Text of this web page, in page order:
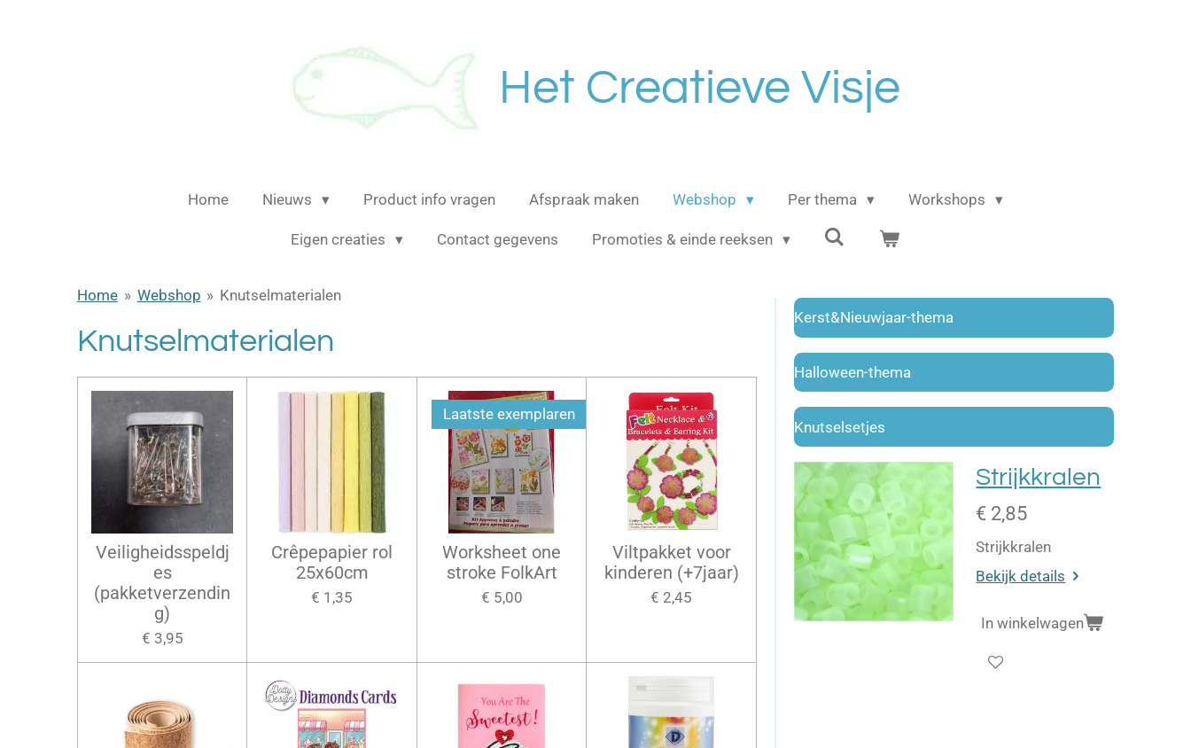
Het Creatieve Visje
Home Nieuws Product info vragen Afspraak maken Webshop Per thema Workshops
Eigen creaties Contact gegevens Promoties & einde reeksen
Home » Webshop » Knutselmaterialen
Knutselmaterialen
Veiligheidsspeldj
es
(pakketverzendin
g)
€ 3,95
Crêpepapier rol
25x60cm
€ 1,35
Laatste exemplaren
Worksheet one
stroke FolkArt
€ 5,00
Viltpakket voor
kinderen (+7jaar)
€ 2,45
Kerst&Nieuwjaar-thema
Halloween-thema
Knutselsetjes
Strijkkralen
€ 2,85
Strijkkralen
Bekijk details
In winkelwagen